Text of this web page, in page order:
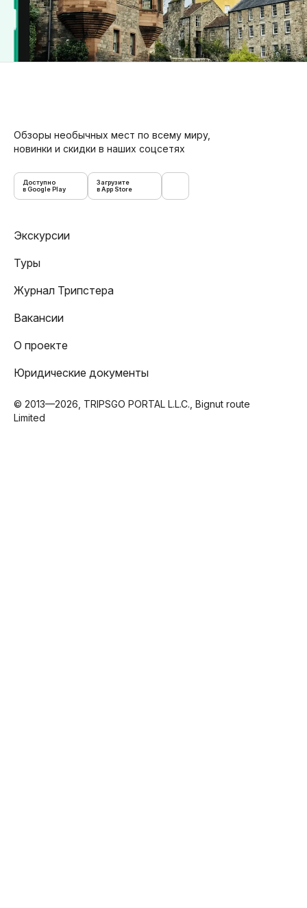
Обзоры необычных мест по всему миру,
новинки и скидки в наших соцсетях
Доступно
в Google Play
Загрузите
в App Store
Экскурсии
Туры
Журнал Трипстера
Вакансии
О проекте
Юридические документы
© 2013—2026, TRIPSGO PORTAL L.L.C., Bignut route
Limited